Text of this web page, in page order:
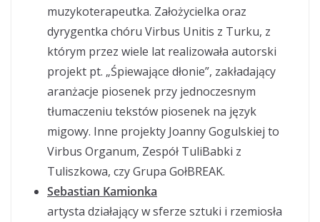
muzykoterapeutka. Założycielka oraz
dyrygentka chóru Virbus Unitis z Turku, z
którym przez wiele lat realizowała autorski
projekt pt. „Śpiewające dłonie”, zakładający
aranżacje piosenek przy jednoczesnym
tłumaczeniu tekstów piosenek na język
migowy. Inne projekty Joanny Gogulskiej to
Virbus Organum, Zespół TuliBabki z
Tuliszkowa, czy Grupa GołBREAK.
Sebastian Kamionka
artysta działający w sferze sztuki i rzemiosła